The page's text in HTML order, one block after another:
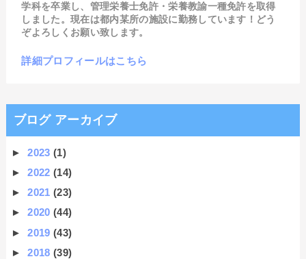
学科を卒業し、管理栄養士免許・栄養教諭一種免許を取得
しました。現在は都内某所の施設に勤務しています！どう
ぞよろしくお願い致します。
詳細プロフィールはこちら
ブログ アーカイブ
►2023(1)
►2022(14)
►2021(23)
►2020(44)
►2019(43)
►2018(39)